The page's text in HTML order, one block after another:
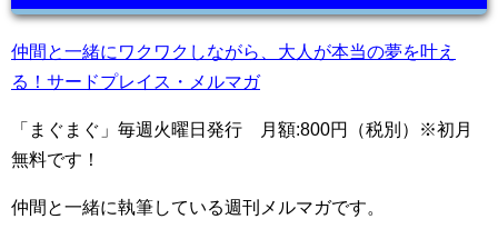
仲間と一緒にワクワクしながら、大人が本当の夢を叶え
る！サードプレイス・メルマガ
「まぐまぐ」毎週火曜日発行 月額:800円（税別）※初月
無料です！
仲間と一緒に執筆している週刊メルマガです。